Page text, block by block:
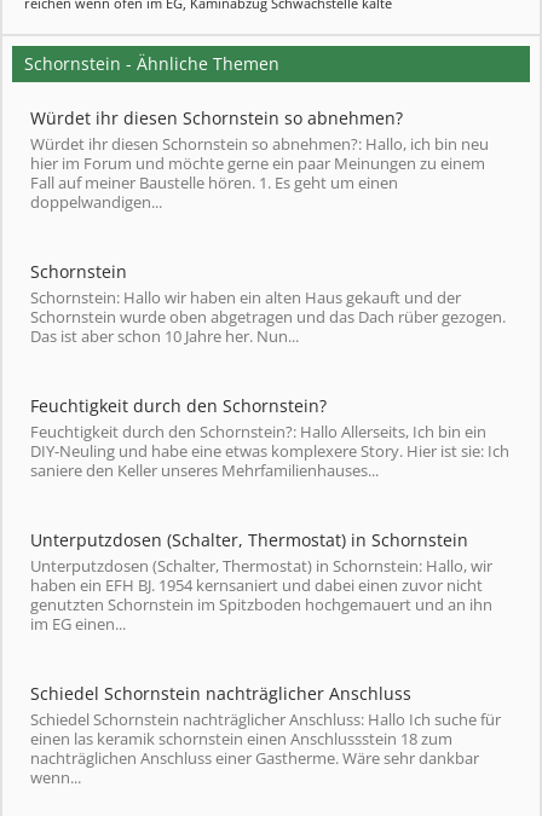
Schornstein - Ähnliche Themen
Würdet ihr diesen Schornstein so abnehmen?
Würdet ihr diesen Schornstein so abnehmen?: Hallo, ich bin neu
hier im Forum und möchte gerne ein paar Meinungen zu einem
Fall auf meiner Baustelle hören. 1. Es geht um einen
doppelwandigen...
Schornstein
Schornstein: Hallo wir haben ein alten Haus gekauft und der
Schornstein wurde oben abgetragen und das Dach rüber gezogen.
Das ist aber schon 10 Jahre her. Nun...
Feuchtigkeit durch den Schornstein?
Feuchtigkeit durch den Schornstein?: Hallo Allerseits, Ich bin ein
DIY-Neuling und habe eine etwas komplexere Story. Hier ist sie: Ich
saniere den Keller unseres Mehrfamilienhauses...
Unterputzdosen (Schalter, Thermostat) in Schornstein
Unterputzdosen (Schalter, Thermostat) in Schornstein: Hallo, wir
haben ein EFH BJ. 1954 kernsaniert und dabei einen zuvor nicht
genutzten Schornstein im Spitzboden hochgemauert und an ihn
im EG einen...
Schiedel Schornstein nachträglicher Anschluss
Schiedel Schornstein nachträglicher Anschluss: Hallo Ich suche für
einen las keramik schornstein einen Anschlussstein 18 zum
nachträglichen Anschluss einer Gastherme. Wäre sehr dankbar
wenn...